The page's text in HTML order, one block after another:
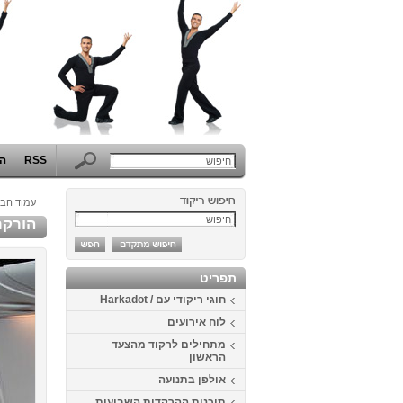
RSS
תפריט
חוגי ריקודי עם / Harkadot
לוח אירועים
מתחילים לרקוד מהצעד
הראשון
אולפן בתנועה
עמוד